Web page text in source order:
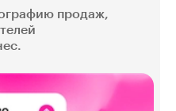
продаж,